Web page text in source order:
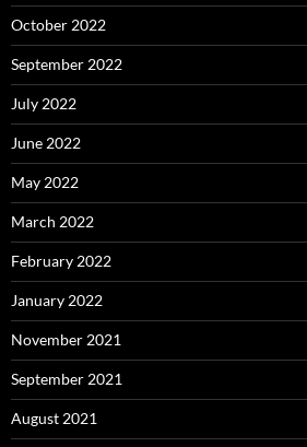
October 2022
September 2022
July 2022
June 2022
May 2022
March 2022
February 2022
January 2022
November 2021
September 2021
August 2021